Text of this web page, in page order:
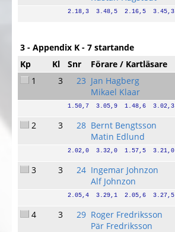
2.18,3  3.48,5  2.16,5  3.45,3
3 - Appendix K - 7 startande
Kp
Kl Snr Förare / Kartläsare
1
3 23 Jan Hagberg
Mikael Klaar
1.50,7  3.05,9  1.48,6  3.02,3
2 3 28 Bernt Bengtsson
Matin Edlund
2.02,0  3.32,0  1.57,5  3.21,0
3 3 24 Ingemar Johnzon
Alf Johnzon
2.05,4  3.29,1  2.05,6  3.27,5
4 3 29 Roger Fredriksson
Pär Fredriksson